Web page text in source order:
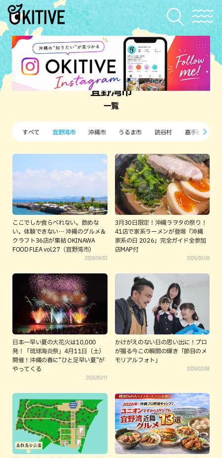
宜野湾市
一覧
すべて 宜野湾市 沖縄市 うるま市 読谷村 嘉手納町
ここでしか食らべれない。飲めな
い。体験できない… 沖縄のグルメ＆
クラフト36店が集結 OKINAWA
FOOD FLEA vol.27（宜野湾市）
2026/04/03
3月30日限定！沖縄ラヲタの祭り！
41店で家系ラーメンが登場「沖縄
家系の日 2026」完全ガイド全参加
店MAP付
2026/03/30
日本一早い夏の大花火は10,000
発！「琉球海炎祭」4月11日（土）
開催！沖縄の春に“ひと足早い夏”が
やってくる
2026/03/11
かけがえのない日の思い出に！プロ
が撮る今この瞬間の輝き「節目のメ
モリアルフォト」
2026/03/08